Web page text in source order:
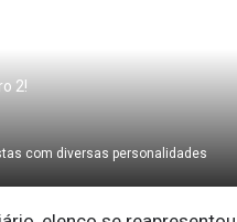
2!
com diversas personalidades